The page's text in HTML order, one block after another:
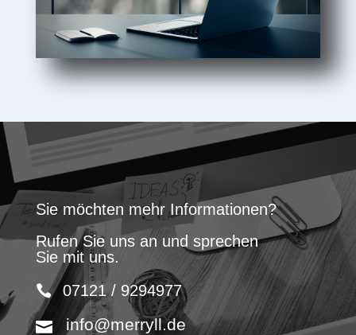
Sie möchten mehr Informationen?
Rufen Sie uns an und sprechen
Sie mit uns.
07121 / 9294977
info@merryll.de